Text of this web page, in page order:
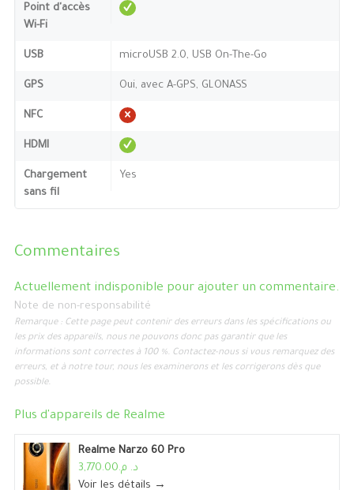
Point d'accès
Wi-Fi
USB microUSB 2.0, USB On-The-Go
GPS Oui, avec A-GPS, GLONASS
NFC
HDMI
Chargement
sans fil
Yes
Commentaires
Actuellement indisponible pour ajouter un commentaire.
Note de non-responsabilité
Remarque : Cette page peut contenir des erreurs dans les spécifications ou
les prix des appareils, nous ne pouvons donc pas garantir que les
informations sont correctes à 100 %. Contactez-nous si vous remarquez des
erreurs, et à notre tour, nous les examinerons et les corrigerons dès que
possible.
Plus d'appareils de Realme
Realme Narzo 60 Pro
د. م.3,770.00
Voir les détails →